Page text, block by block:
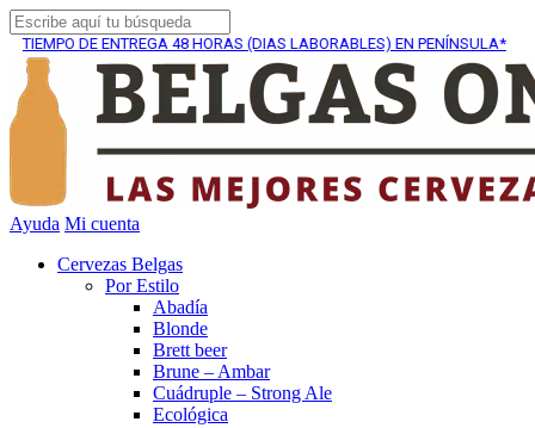
DE ENTREGA48 HORAS (DIAS LABORABLES) EN PENÍNSULA*
Ayuda Mi cuenta
Cervezas Belgas
Por Estilo
Abadía
Blonde
Brett beer
Brune – Ambar
Cuádruple – Strong Ale
Ecológica